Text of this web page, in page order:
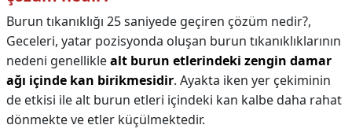
Burun tıkanıklığı 25 saniyede geçiren çözüm nedir?,
Geceleri, yatar pozisyonda oluşan burun tıkanıklıklarının
nedeni genelliklealt burun etlerindeki zengin damar
ağı içinde kan birikmesidir. Ayakta iken yer çekiminin
de etkisi ile alt burun etleri içindeki kan kalbe daha rahat
dönmekte ve etler küçülmektedir.